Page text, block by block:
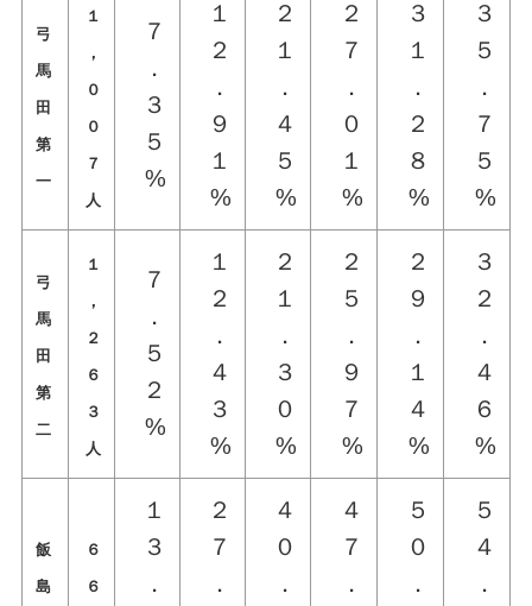
弓
馬
田
第
一
１
，
０
０
７
人
７
．
３
５
%
１
２
．
９
１
%
２
１
．
４
５
%
２
７
．
０
１
%
３
１
．
２
８
%
３
５
．
７
５
%
弓
馬
田
第
二
１
，
２
６
３
人
７
．
５
２
%
１
２
．
４
３
%
２
１
．
３
０
%
２
５
．
９
７
%
２
９
．
１
４
%
３
２
．
４
６
%
飯
島
６
６
１
３
．
２
７
．
４
０
．
４
７
．
５
０
．
５
４
．